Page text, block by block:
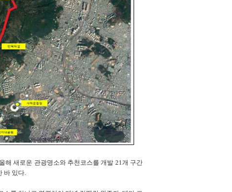
해 새로운 관광명소와 추천코스를 개발 21개 구간
바 있다.